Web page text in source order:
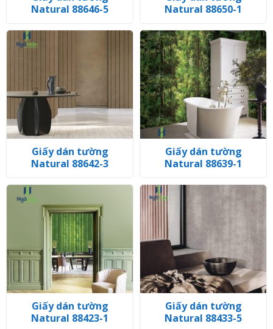
Natural 88646-5
Natural 88650-1
Giấy dán tường
Natural 88642-3
Giấy dán tường
Natural 88639-1
Giấy dán tường
Natural 88423-1
Giấy dán tường
Natural 88433-5